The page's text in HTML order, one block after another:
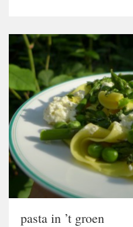
pasta in ’t groen